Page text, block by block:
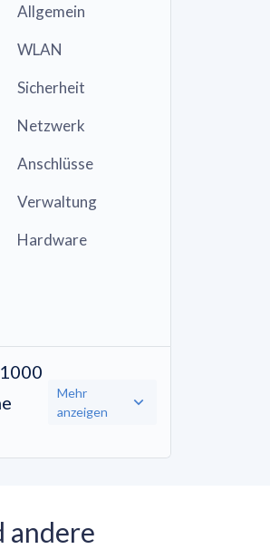
Allgemein
WLAN
Sicherheit
Netzwerk
Anschlüsse
Verwaltung
Hardware
Mehr
anzeigen
andere